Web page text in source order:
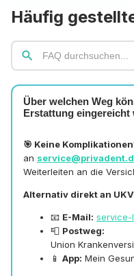
Häufig
search
Über welchen Weg
Erstattung eingereicht
🎯 Keine
an
Weiterleiten an die
Alternativ direkt an
📧 E-Mail: service-
📮 Postweg:
Union
📱 App: Mein